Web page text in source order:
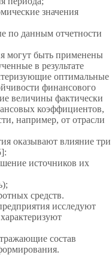
значения
по данным отчетности
могут быть применены
в результате
оптимальные
финансового
величины фактически
коэффициентов,
например, от отрасли
оказывают влияние три
источников их
средств.
исследуют
состав